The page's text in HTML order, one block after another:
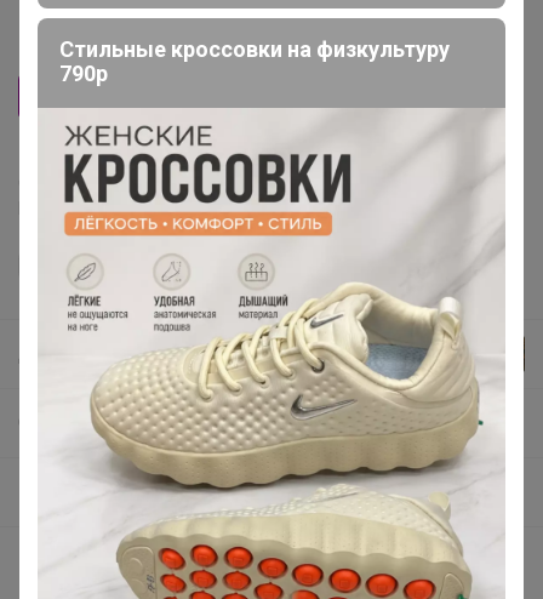
Производитель
Делая заказ, Вы подтверждаете что ознакомлены с
регламентом выкупа и соглашаетесь сдоговором оферты
СП46 СИМА-ЛЕНД: НЕСКУЧНЫЕ подарки, приколы, креативная упаковка с характером
Продукты питания
Описание
Стильные кроссовки на физкультуру
790р